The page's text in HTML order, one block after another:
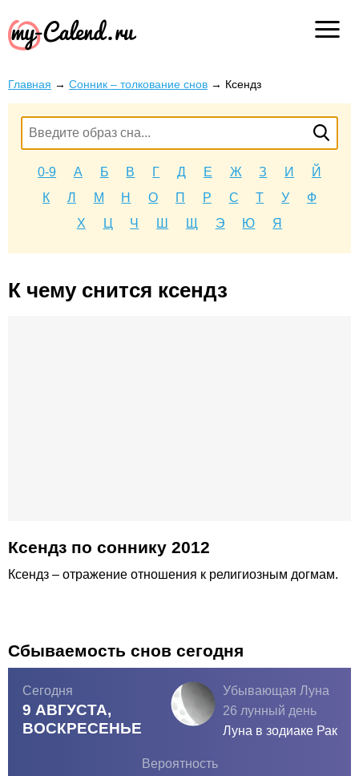
Главная → Сонник – толкование снов → Ксендз
0-9 А Б В Г Д Е Ж З И
Й
К
Л М Н О П Р С Т У
Ф
Х
Ц Ч Ш Щ Э Ю Я
К чему снится ксендз
Ксендз по соннику 2012
Ксендз – отражение отношения к религиозным догмам.
Сбываемость снов сегодня
Сегодня
9 АВГУСТА,
ВОСКРЕСЕНЬЕ
Убывающая Луна
26 лунный день
Луна в зодиаке Рак
Вероятность